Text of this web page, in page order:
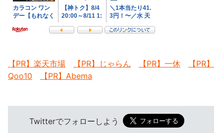
【PR】楽天市場 【PR】じゃらん 【PR】一休
【PR】
Qoo10
【PR】Abema
Twitterでフォローしよう